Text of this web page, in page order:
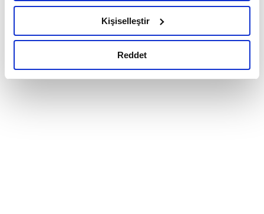
belirleyebilirsiniz. Çerezlere ilişkin detaylı bilgi için
Ayarlar butonuna tıklayabilir,Çerez Bilgilendirme
Metnimizi ziyaret edebilirsiniz.
okumak ve sitemizi ziyaretiniz kapsamında
Kişiselleştir
Reddet